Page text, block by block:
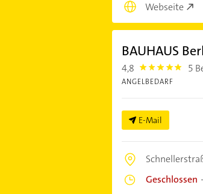
Webseite
BAUHAUS
4,8 4.8 5
ANGELBEDARF
E-Mail
Geschlossen